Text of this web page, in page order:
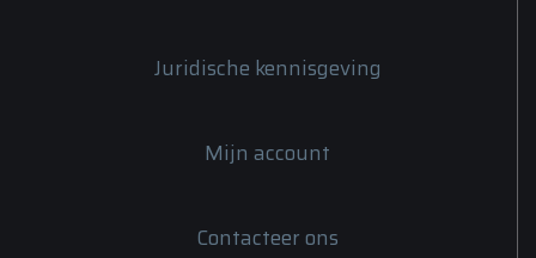
Juridische kennisgeving
Mijn account
Contacteer ons